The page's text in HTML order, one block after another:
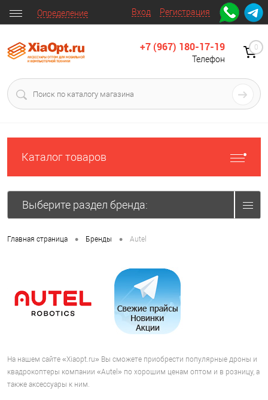
Вход Регистрация
Определение
+7 (967) 180-17-19
Телефон
0
Каталог товаров
Выберите раздел бренда:
Главная страница • Бренды • Autel
На нашем сайте «Xiaopt.ru» Вы сможете приобрести популярные дроны и
квадрокоптеры компании «Autel» по хорошим ценам оптом и в розницу, а
также аксессуары к ним.